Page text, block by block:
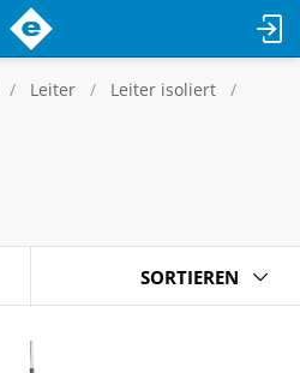
Leiter
Leiter isoliert
SORTIEREN